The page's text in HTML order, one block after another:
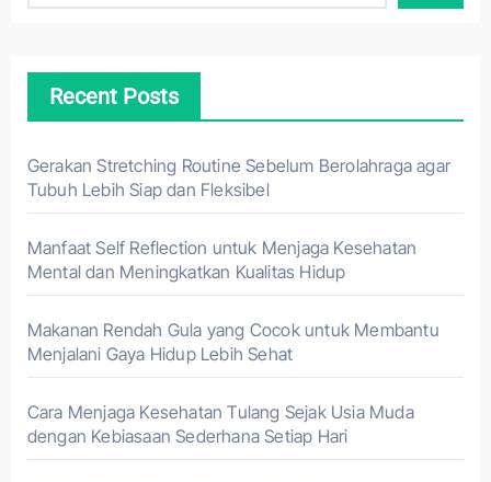
Recent Posts
Gerakan Stretching Routine Sebelum Berolahraga agar
Tubuh Lebih Siap dan Fleksibel
Manfaat Self Reflection untuk Menjaga Kesehatan
Mental dan Meningkatkan Kualitas Hidup
Makanan Rendah Gula yang Cocok untuk Membantu
Menjalani Gaya Hidup Lebih Sehat
Cara Menjaga Kesehatan Tulang Sejak Usia Muda
dengan Kebiasaan Sederhana Setiap Hari